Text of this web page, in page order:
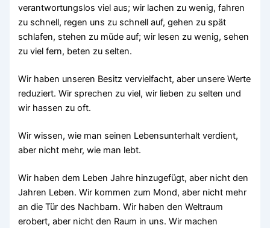
verantwortungslos viel aus; wir lachen zu wenig, fahren
zu schnell, regen uns zu schnell auf, gehen zu spät
schlafen, stehen zu müde auf; wir lesen zu wenig, sehen
zu viel fern, beten zu selten.
Wir haben unseren Besitz vervielfacht, aber unsere Werte
reduziert. Wir sprechen zu viel, wir lieben zu selten und
wir hassen zu oft.
Wir wissen, wie man seinen Lebensunterhalt verdient,
aber nicht mehr, wie man lebt.
Wir haben dem Leben Jahre hinzugefügt, aber nicht den
Jahren Leben. Wir kommen zum Mond, aber nicht mehr
an die Tür des Nachbarn. Wir haben den Weltraum
erobert, aber nicht den Raum in uns. Wir machen